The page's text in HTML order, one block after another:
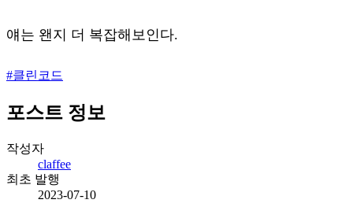
얘는 왠지 더 복잡해보인다.
#클린코드
포스트 정보
작성자
claffee
최초 발행
2023-07-10